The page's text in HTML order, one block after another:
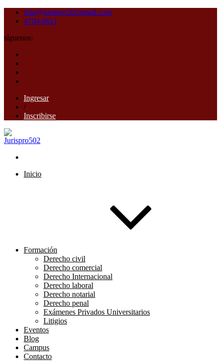
info@jurispro502gmail.com
4704-9611
síguenos:
Ingresar
/
Inscribirse
Inicio
Formación
Derecho civil
Derecho comercial
Derecho Internacional
Derecho laboral
Derecho notarial
Derecho penal
Exámenes Privados Universitarios
Litigios
Eventos
Blog
Campus
Contacto